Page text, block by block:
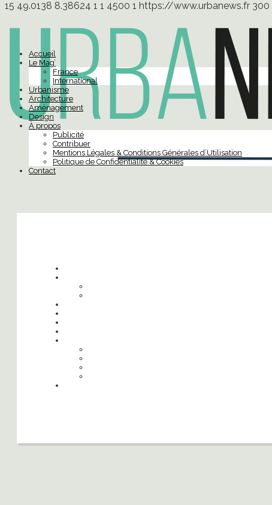
15 49.0138 8.38624 1 1 4500 1 https://www.urbanews.fr 300
Accueil
Le Mag’
France
International
Urbanisme
Architecture
Aménagement
Design
À propos
Publicité
Contribuer
Mentions Légales & Conditions Générales d’Utilisation
Politique de Confidentialité & Cookies
Contact